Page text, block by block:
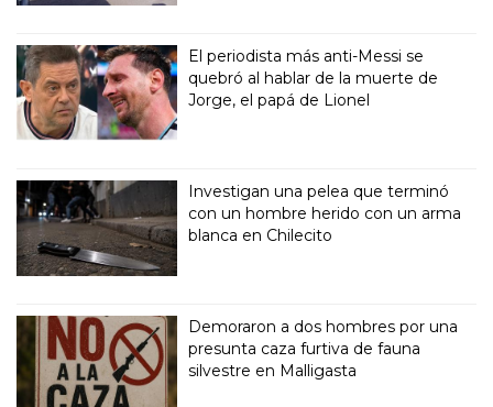
El periodista más anti-Messi se
quebró al hablar de la muerte de
Jorge, el papá de Lionel
Investigan una pelea que terminó
con un hombre herido con un arma
blanca en Chilecito
Demoraron a dos hombres por una
presunta caza furtiva de fauna
silvestre en Malligasta